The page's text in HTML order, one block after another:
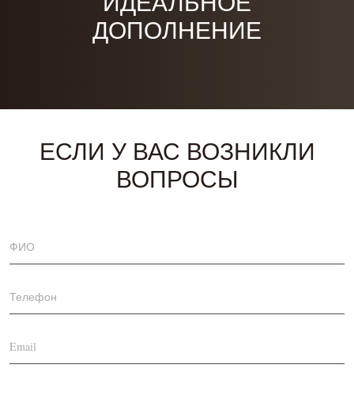
ДОПОЛНЕНИЕ
ЕСЛИ У ВАС ВОЗНИКЛИ
ВОПРОСЫ